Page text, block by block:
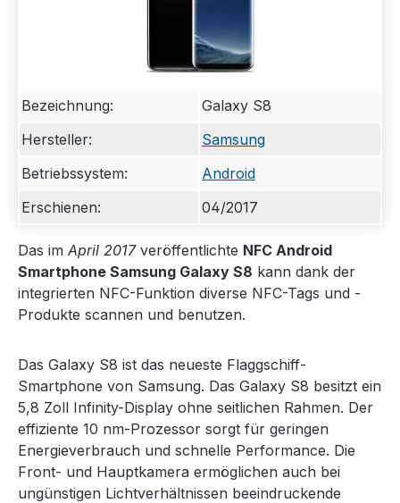
Bezeichnung:
Galaxy S8
Hersteller:
Samsung
Betriebssystem:
Android
Erschienen:
04/2017
Das im April 2017veröffentlichte NFC Android
Smartphone Samsung Galaxy S8 kann dank der
integrierten NFC-Funktion diverse NFC-Tags und -
Produkte scannen und benutzen.
Das Galaxy S8 ist das neueste Flaggschiff-
Smartphone von Samsung. Das Galaxy S8 besitzt ein
5,8 Zoll Infinity-Display ohne seitlichen Rahmen. Der
effiziente 10 nm-Prozessor sorgt für geringen
Energieverbrauch und schnelle Performance. Die
Front- und Hauptkamera ermöglichen auch bei
ungünstigen Lichtverhältnissen beeindruckende